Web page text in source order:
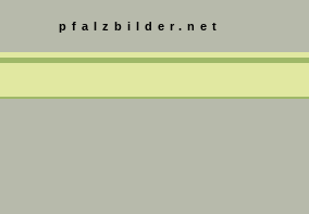
pfalzbilder.net